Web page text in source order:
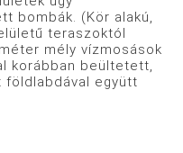
bombák. (Kör alakú,
teraszoktól
mély vízmosások
korábban beültetett,
földlabdával együtt